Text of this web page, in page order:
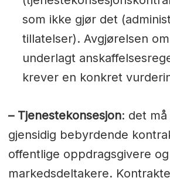
som ikke gjør det
tillatelser). Avgjørelsen
underlagt
krever en konkret
– Tjenestekonsesjon: det
gjensidig bebyrdende
offentlige oppdragsgivere og
markedsdeltakere.